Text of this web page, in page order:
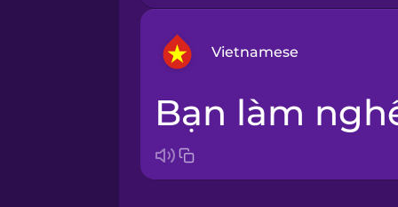
Vietnamese
Bosnian
Bạn làm